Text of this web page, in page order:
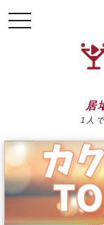
居
1人
toggle
navigation